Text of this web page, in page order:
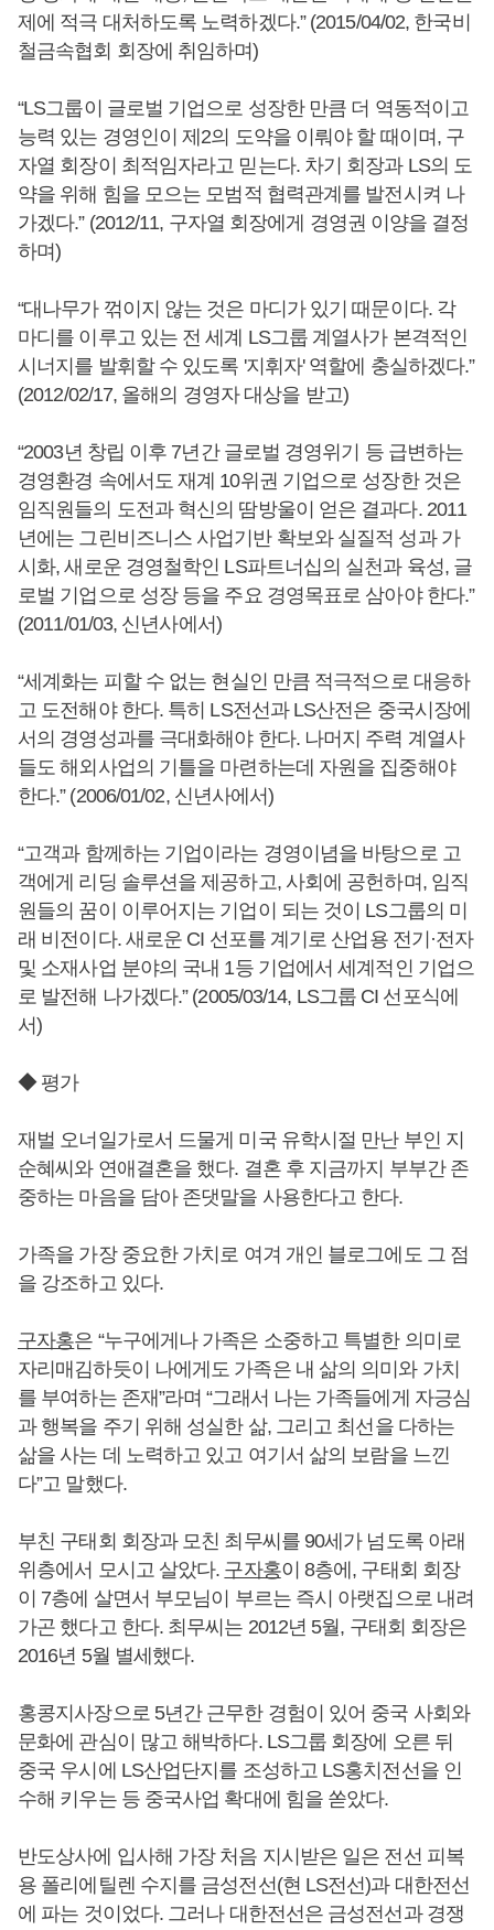
제에 적극 대처하도록 노력하겠다.” (2015/04/02, 한국비
철금속협회 회장에 취임하며)
“LS그룹이 글로벌 기업으로 성장한 만큼 더 역동적이고
능력 있는 경영인이 제2의 도약을 이뤄야 할 때이며, 구
자열 회장이 최적임자라고 믿는다. 차기 회장과 LS의 도
약을 위해 힘을 모으는 모범적 협력관계를 발전시켜 나
가겠다.” (2012/11, 구자열 회장에게 경영권 이양을 결정
하며)
“대나무가 꺾이지 않는 것은 마디가 있기 때문이다. 각
마디를 이루고 있는 전 세계 LS그룹 계열사가 본격적인
시너지를 발휘할 수 있도록 '지휘자' 역할에 충실하겠다.”
(2012/02/17, 올해의 경영자 대상을 받고)
“2003년 창립 이후 7년간 글로벌 경영위기 등 급변하는
경영환경 속에서도 재계 10위권 기업으로 성장한 것은
임직원들의 도전과 혁신의 땀방울이 얻은 결과다. 2011
년에는 그린비즈니스 사업기반 확보와 실질적 성과 가
시화, 새로운 경영철학인 LS파트너십의 실천과 육성, 글
로벌 기업으로 성장 등을 주요 경영목표로 삼아야 한다.”
(2011/01/03, 신년사에서)
“세계화는 피할 수 없는 현실인 만큼 적극적으로 대응하
고 도전해야 한다. 특히 LS전선과 LS산전은 중국시장에
서의 경영성과를 극대화해야 한다. 나머지 주력 계열사
들도 해외사업의 기틀을 마련하는데 자원을 집중해야
한다.” (2006/01/02, 신년사에서)
“고객과 함께하는 기업이라는 경영이념을 바탕으로 고
객에게 리딩 솔루션을 제공하고, 사회에 공헌하며, 임직
원들의 꿈이 이루어지는 기업이 되는 것이 LS그룹의 미
래 비전이다. 새로운 CI 선포를 계기로 산업용 전기·전자
및 소재사업 분야의 국내 1등 기업에서 세계적인 기업으
로 발전해 나가겠다.” (2005/03/14, LS그룹 CI 선포식에
서)
◆ 평가
재벌 오너일가로서 드물게 미국 유학시절 만난 부인 지
순혜씨와 연애결혼을 했다. 결혼 후 지금까지 부부간 존
중하는 마음을 담아 존댓말을 사용한다고 한다.
가족을 가장 중요한 가치로 여겨 개인 블로그에도 그 점
을 강조하고 있다.
구자홍은 “누구에게나 가족은 소중하고 특별한 의미로
자리매김하듯이 나에게도 가족은 내 삶의 의미와 가치
를 부여하는 존재”라며 “그래서 나는 가족들에게 자긍심
과 행복을 주기 위해 성실한 삶, 그리고 최선을 다하는
삶을 사는 데 노력하고 있고 여기서 삶의 보람을 느낀
다”고 말했다.
부친 구태회 회장과 모친 최무씨를 90세가 넘도록 아래
위층에서 모시고 살았다. 구자홍이 8층에, 구태회 회장
이 7층에 살면서 부모님이 부르는 즉시 아랫집으로 내려
가곤 했다고 한다. 최무씨는 2012년 5월, 구태회 회장은
2016년 5월 별세했다.
홍콩지사장으로 5년간 근무한 경험이 있어 중국 사회와
문화에 관심이 많고 해박하다. LS그룹 회장에 오른 뒤
중국 우시에 LS산업단지를 조성하고 LS홍치전선을 인
수해 키우는 등 중국사업 확대에 힘을 쏟았다.
반도상사에 입사해 가장 처음 지시받은 일은 전선 피복
용 폴리에틸렌 수지를 금성전선(현 LS전선)과 대한전선
에 파는 것이었다. 그러나 대한전선은 금성전선과 경쟁